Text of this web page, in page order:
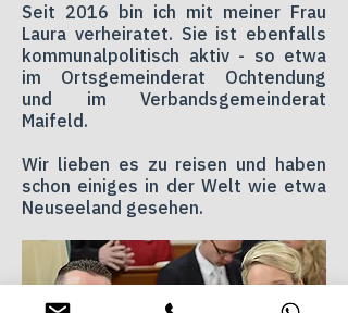
Seit 2016 bin ich mit meiner Frau
Laura verheiratet. Sie ist ebenfalls
kommunalpolitisch aktiv - so etwa
im Ortsgemeinderat Ochtendung
und im Verbandsgemeinderat
Maifeld.
Wir lieben es zu reisen und haben
schon einiges in der Welt wie etwa
Neuseeland gesehen.